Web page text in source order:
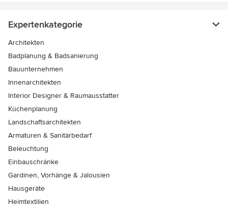
Expertenkategorie
Architekten
Badplanung & Badsanierung
Bauunternehmen
Innenarchitekten
Interior Designer & Raumausstatter
Küchenplanung
Landschaftsarchitekten
Armaturen & Sanitärbedarf
Beleuchtung
Einbauschränke
Gardinen, Vorhänge & Jalousien
Hausgeräte
Heimtextilien